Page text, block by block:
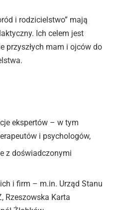
i rodzicielstwo” mają
Ich celem jest
przyszłych mam i ojców do
ekspertów – w tym
i psychologów,
z doświadczonymi
i firm – m.in. Urząd Stanu
Rzeszowska Karta